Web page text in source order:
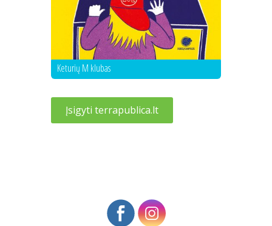
Keturių M klubas
Įsigyti terrapublica.lt